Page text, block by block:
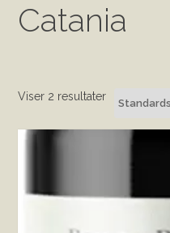
Catania
Viser 2 resultater